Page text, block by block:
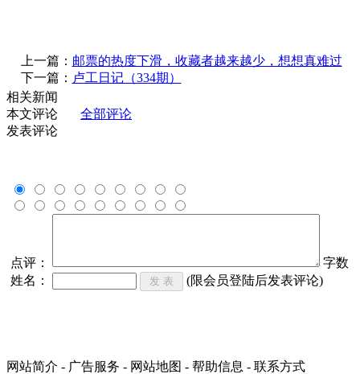
上一篇： 邮票的热度下滑，收藏者越来越少，想想真难过
下一篇： 卢工日记（334期）
相关新闻
本文评论
全部评论
发表评论
点评：
字数
姓名：
(限会员登陆后发表评论)
网站简介 - 广告服务 - 网站地图 - 帮助信息 - 联系方式